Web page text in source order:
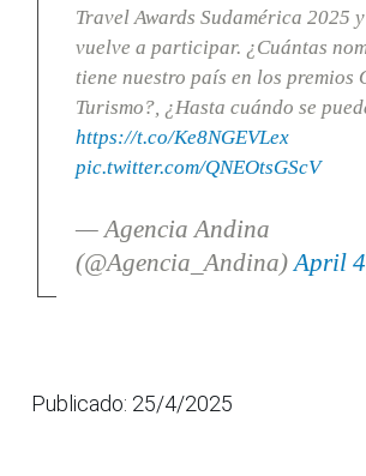
Travel Awards Sudamérica 2025
vuelve a participar. ¿Cuántas
tiene nuestro país en los premios
Turismo?, ¿Hasta cuándo se
https://t.co/Ke8NGEVLex
pic.twitter.com/QNEOtsGScV
— Agencia Andina
(@Agencia_Andina) April
Publicado: 25/4/2025